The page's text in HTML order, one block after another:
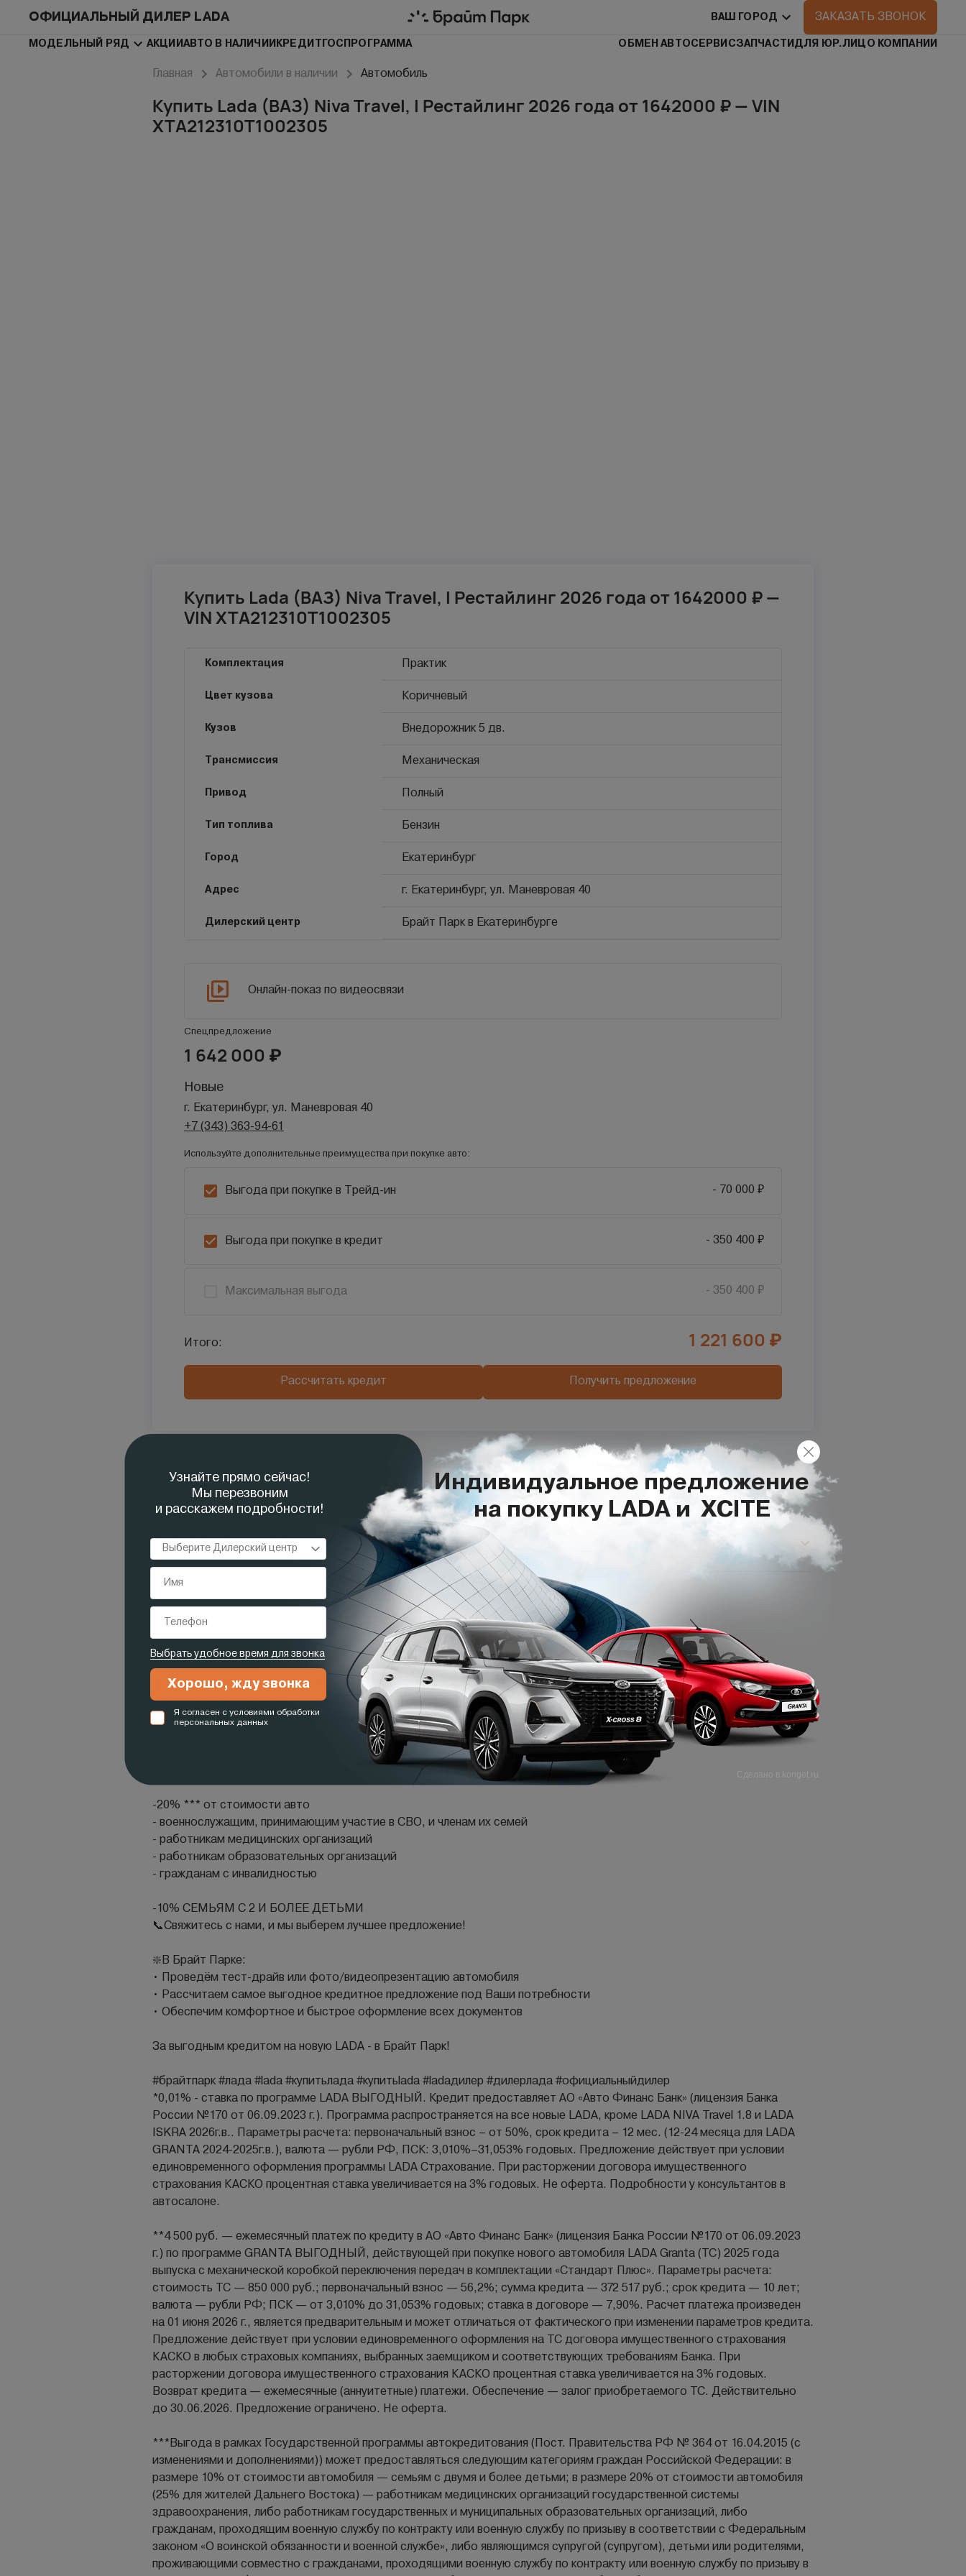
ОФИЦИАЛЬНЫЙ ДИЛЕР LADA ВАШ ГОРОД ЗАКАЗАТЬ ЗВОНОК
МОДЕЛЬНЫЙ РЯД АКЦИИ АВТО В НАЛИЧИИ КРЕДИТ ГОСПРОГРАММА ОБМЕН АВТОСЕРВИСЗАПЧАСТИ ДЛЯ ЮР.ЛИЦ О КОМПАНИИ
Главная Автомобили в наличии Автомобиль
Купить Lada (ВАЗ) Niva Travel, I Рестайлинг 2026 года от 1642000 ₽ — VIN
XTA212310T1002305
Купить Lada (ВАЗ) Niva Travel, I Рестайлинг 2026 года от 1642000 ₽ —
VIN XTA212310T1002305
Комплектация Практик
Цвет кузова Коричневый
Кузов Внедорожник 5 дв.
Трансмиссия Механическая
Привод Полный
Тип топлива Бензин
Город Екатеринбург
Адрес г. Екатеринбург, ул. Маневровая 40
Дилерский центр Брайт Парк в Екатеринбурге
Онлайн-показ по видеосвязи
Спецпредложение
1 642 000 ₽
Новые
г. Екатеринбург, ул. Маневровая 40
+7 (343) 363-94-61
Используйте дополнительные преимущества при покупке авто:
Выгода при покупке в Трейд-ин - 70 000 ₽
Выгода при покупке в кредит - 350 400 ₽
Максимальная выгода - 350 400 ₽
Итого: 1 221 600 ₽
Рассчитать кредит Получить предложение
Комплектация и опции
Дополнительные опции
Характеристики
💣 от 4 500 руб.** — ежемесячный платеж
🔥🔥🔥РЕАЛЬНЫЙ ПЛАТЕЖ, РЕАЛЬНАЯ LADA!
Под любой первоначальный взнос подберем минимальные ставки и комфортный платёж в Брайт Парке.
Без сюрпризов, без подвохов, без мелкого шрифта!
-20% *** от стoимocти aвтo
- вoeннослужaщим, принимающим учаcтие в СBО, и члeнам их сeмeй
- работникам медицинских организаций
- работникам образовательных организаций
- гражданам с инвалидностью
-10% CЕМЬЯМ С 2 И БOЛEЕ ДEТЬМИ
📞Свяжитесь с нами, и мы выберем лучшее предложение!
❇️В Брайт Парке:
• Проведём тест-драйв или фото/видеопрезентацию автомобиля
• Рассчитаем самое выгодное кредитное предложение под Ваши потребности
• Обеспечим комфортное и быстрое оформление всех документов
За выгодным кредитом на новую LАDА - в Брайт Парк!
#брайтпарк #лада #lаdа #купитьлада #купитьlаdа #lаdадилер #дилерлада #официальныйдилер
*0,01% - ставка по программе LADA ВЫГОДНЫЙ. Кредит предоставляет АО «Авто Финанс Банк» (лицензия Банка
России №170 от 06.09.2023 г.). Программа распространяется на все новые LADA, кроме LADA NIVA Travel 1.8 и LADA
ISKRA 2026г.в.. Параметры расчета: первоначальный взнос – от 50%, срок кредита – 12 мес. (12-24 месяца для LADA
GRANTA 2024-2025г.в.), валюта — рубли РФ, ПСК: 3,010%–31,053% годовых. Предложение действует при условии
единовременного оформления программы LADA Страхование. При расторжении договора имущественного
страхования КАСКО процентная ставка увеличивается на 3% годовых. Не оферта. Подробности у консультантов в
автосалоне.
**4 500 руб. — ежемесячный платеж по кредиту в АО «Авто Финанс Банк» (лицензия Банка России №170 от 06.09.2023
г.) по программе GRANTA ВЫГОДНЫЙ, действующей при покупке нового автомобиля LADA Granta (ТС) 2025 года
выпуска с механической коробкой переключения передач в комплектации «Стандарт Плюс». Параметры расчета:
стоимость ТС — 850 000 руб.; первоначальный взнос — 56,2%; сумма кредита — 372 517 руб.; срок кредита — 10 лет;
валюта — рубли РФ; ПСК — от 3,010% до 31,053% годовых; ставка в договоре — 7,90%. Расчет платежа произведен
на 01 июня 2026 г., является предварительным и может отличаться от фактического при изменении параметров кредита.
Предложение действует при условии единовременного оформления на ТС договора имущественного страхования
КАСКО в любых страховых компаниях, выбранных заемщиком и соответствующих требованиям Банка. При
расторжении договора имущественного страхования КАСКО процентная ставка увеличивается на 3% годовых.
Возврат кредита — ежемесячные (аннуитетные) платежи. Обеспечение — залог приобретаемого ТС. Действительно
до 30.06.2026. Предложение ограничено. Не оферта.
***Выгода в рамках Государственной программы автокредитования (Пост. Правительства РФ № 364 от 16.04.2015 (с
изменениями и дополнениями)) может предоставляться следующим категориям граждан Российской Федерации: в
размере 10% от стоимости автомобиля — семьям с двумя и более детьми; в размере 20% от стоимости автомобиля
(25% для жителей Дальнего Востока) — работникам медицинских организаций государственной системы
здравоохранения, либо работникам государственных и муниципальных образовательных организаций, либо
гражданам, проходящим военную службу по контракту или военную службу по призыву в соответствии с Федеральным
законом «О воинской обязанности и военной службе», либо являющимся супругой (супругом), детьми или родителями,
проживающими совместно с гражданами, проходящими военную службу по контракту или военную службу по призыву в